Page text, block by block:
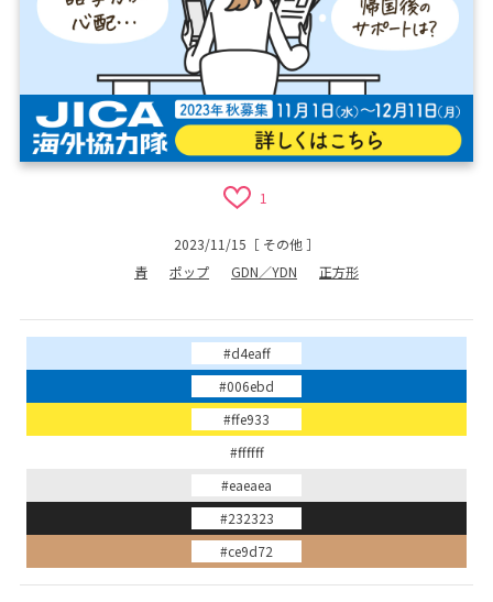
1
2023/11/15 ［ その他］
青
ポップ GDN／YDN 正方形
#d4eaff
#006ebd
#ffe933
#ffffff
#eaeaea
#232323
#ce9d72